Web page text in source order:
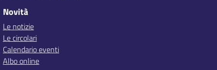
Novità
Le notizie
Le circolari
Calendario eventi
Albo online